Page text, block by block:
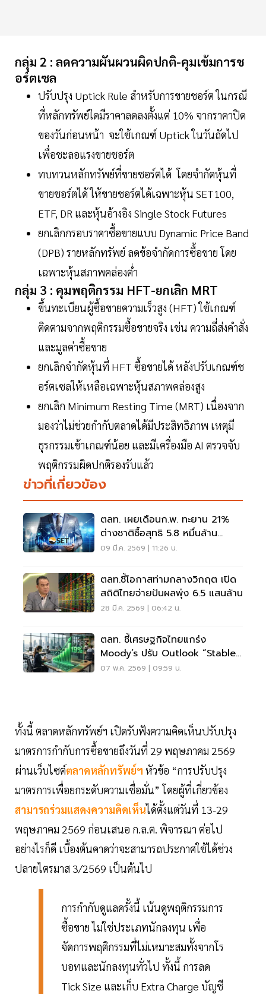
กลุ่ม 2 : ลดความผันผวนผิดปกติ-คุมเข้มการช
อร์ตเซล
ปรับปรุง Uptick Rule สำหรับการขายชอร์ต ในกรณี
ที่หลักทรัพย์ใดมีราคาลดลงตั้งแต่ 10% จากราคาปิด
ของวันก่อนหน้า จะใช้เกณฑ์ Uptick ในวันถัดไป
เพื่อชะลอแรงขายชอร์ต
ทบทวนหลักทรัพย์ที่ขายชอร์ตได้ โดยจำกัดหุ้นที่
ขายชอร์ตได้ ให้ขายชอร์ตได้เฉพาะหุ้น SET100,
ETF, DR และหุ้นอ้างอิง Single Stock Futures
ยกเลิกกรอบราคาซื้อขายแบบ Dynamic Price Band
(DPB) รายหลักทรัพย์ ลดข้อจำกัดการซื้อขาย โดย
เฉพาะหุ้นสภาพคล่องต่ำ
กลุ่ม 3 : คุมพฤติกรรม HFT-ยกเลิก MRT
ขึ้นทะเบียนผู้ซื้อขายความเร็วสูง (HFT) ใช้เกณฑ์
ติดตามจากพฤติกรรมซื้อขายจริง เช่น ความถี่ส่งคำสั่ง
และมูลค่าซื้อขาย
ยกเลิกจำกัดหุ้นที่ HFT ซื้อขายได้ หลังปรับเกณฑ์ช
อร์ตเซลให้เหลือเฉพาะหุ้นสภาพคล่องสูง
ยกเลิก Minimum Resting Time (MRT) เนื่องจาก
มองว่าไม่ช่วยกำกับตลาดได้มีประสิทธิภาพ เหตุมี
ธุรกรรมเข้าเกณฑ์น้อย และมีเครื่องมือ AI ตรวจจับ
พฤติกรรมผิดปกติรองรับแล้ว
ข่าวที่เกี่ยวข้อง
ตลท. เผยเดือนก.พ. ทะยาน 21%
ต่างชาติซื้อสุทธิ 5.8 หมื่นล้าน
วอลุ่มโต 40%
09 มี.ค. 2569 | 11:26 น.
ตลท.ชี้โอกาสท่ามกลางวิกฤต เปิด
สถิติไทยจ่ายปันผลพุ่ง 6.5 แสนล้าน
28 มี.ค. 2569 | 06:42 น.
ตลท. ชี้เศรษฐกิจไทยแกร่ง
Moody’s ปรับ Outlook “Stable”
ดัน SET เม.ย. พุ่งเกือบ 19%
07 พ.ค. 2569 | 09:59 น.
ทั้งนี้ ตลาดหลักทรัพย์ฯ เปิดรับฟังความคิดเห็นปรับปรุง
มาตรการกำกับการซื้อขายถึงวันที่ 29 พฤษภาคม 2569
ผ่านเว็บไซต์ตลาดหลักทรัพย์ฯ หัวข้อ “การปรับปรุง
มาตรการเพื่อยกระดับความเชื่อมั่น” โดยผู้ที่เกี่ยวข้อง
สามารถร่วมแสดงความคิดเห็นได้ตั้งแต่วันที่ 13-29
พฤษภาคม 2569 ก่อนเสนอ ก.ล.ต. พิจารณา ต่อไป
อย่างไรก็ดี เบื้องต้นคาดว่าจะสามารถประกาศใช้ได้ช่วง
ปลายไตรมาส 3/2569 เป็นต้นไป
การกำกับดูแลครั้งนี้ เน้นดูพฤติกรรมการ
ซื้อขาย ไม่ใช่ประเภทนักลงทุน เพื่อ
จัดการพฤติกรรมที่ไม่เหมาะสมทั้งจากโร
บอทและนักลงทุนทั่วไป ทั้งนี้ การลด
Tick Size และเก็บ Extra Charge บัญชี